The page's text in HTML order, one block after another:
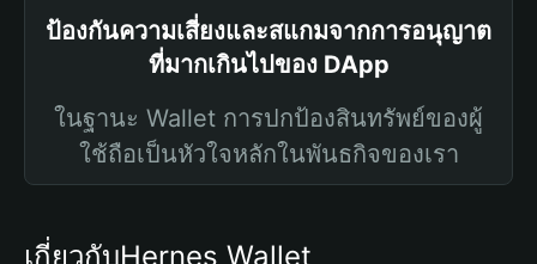
ป้องกันความเสี่ยงและสแกมจากการอนุญาต
ที่มากเกินไปของ DApp
ในฐานะ Wallet การปกป้องสินทรัพย์ของผู้
ใช้ถือเป็นหัวใจหลักในพันธกิจของเรา
เกี่ยวกับHernes Wallet